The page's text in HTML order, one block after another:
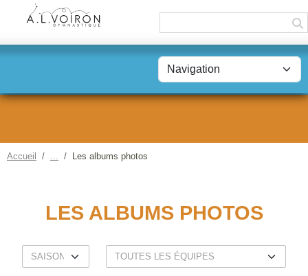
Accueil Les albums photos
LES ALBUMS PHOTOS
Panneau de gestion des cookies